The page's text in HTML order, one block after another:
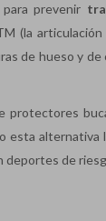
prevenir
(la
de hueso y
esta
deportes de